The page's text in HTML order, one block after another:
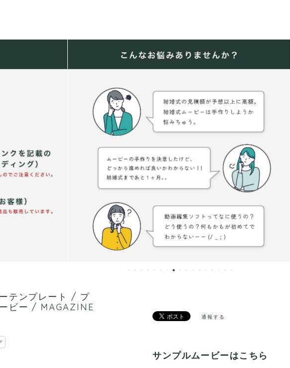
テンプレート / プ
ビー / MAGAZINE
通報する
サンプルムービーはこちら